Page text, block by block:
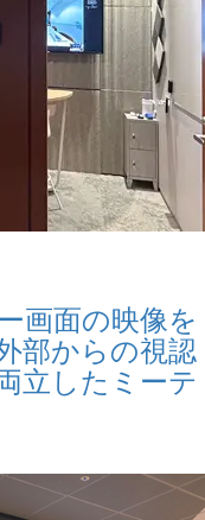
画面の映像を
部からの視認
立したミーテ